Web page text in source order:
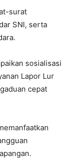
surat
SNI, serta
sosialisasi
Lapor Lur
cepat